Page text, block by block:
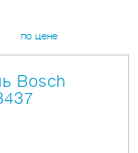
по цене
Bosch